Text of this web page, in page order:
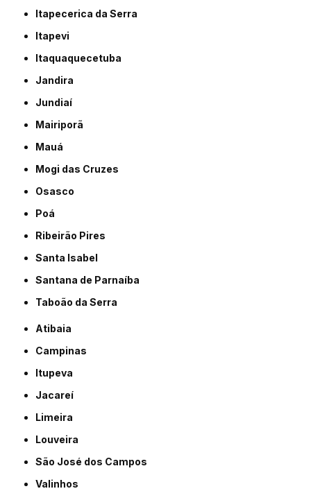
Itapecerica da Serra
Itapevi
Itaquaquecetuba
Jandira
Jundiaí
Mairiporã
Mauá
Mogi das Cruzes
Osasco
Poá
Ribeirão Pires
Santa Isabel
Santana de Parnaíba
Taboão da Serra
Atibaia
Campinas
Itupeva
Jacareí
Limeira
Louveira
São José dos Campos
Valinhos